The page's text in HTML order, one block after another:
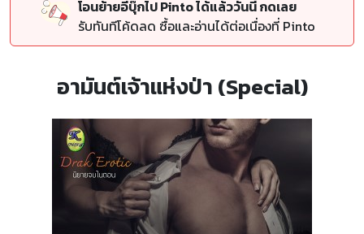
โอนย้ายอีบุ๊กไป Pinto ได้แล้ววันนี้ กดเลย
รับทันทีโค้ดลด ซื้อและอ่านได้ต่อเนื่องที่ Pinto
อามันต์เจ้าแห่งป่า (Special)